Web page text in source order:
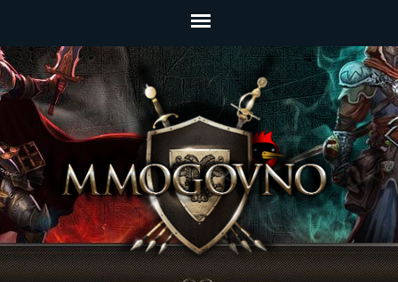
Главное
меню
Jump to navigation